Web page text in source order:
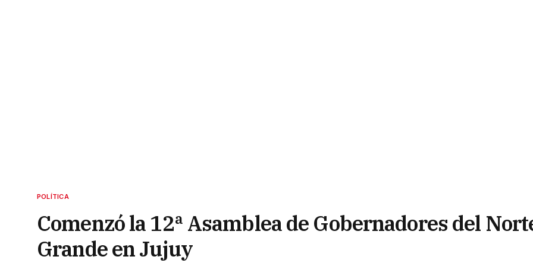
POLÍTICA
Comenzó la 12ª Asamblea de Gobernadores del
Grande en Jujuy